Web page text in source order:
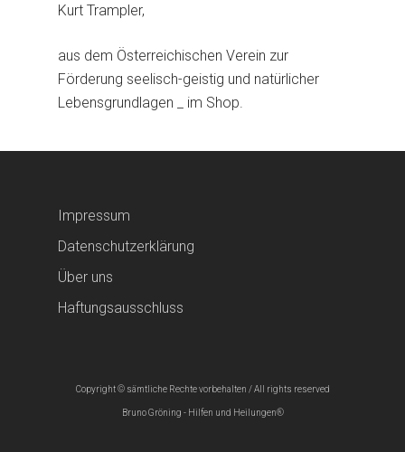
Kurt Trampler,
aus dem Österreichischen Verein zur
Förderung seelisch-geistig und natürlicher
Lebensgrundlagen _ im Shop.
Impressum
Datenschutzerklärung
Über uns
Haftungsausschluss
Copyright © sämtliche Rechte vorbehalten / All rights reserved
Bruno Gröning - Hilfen und Heilungen®